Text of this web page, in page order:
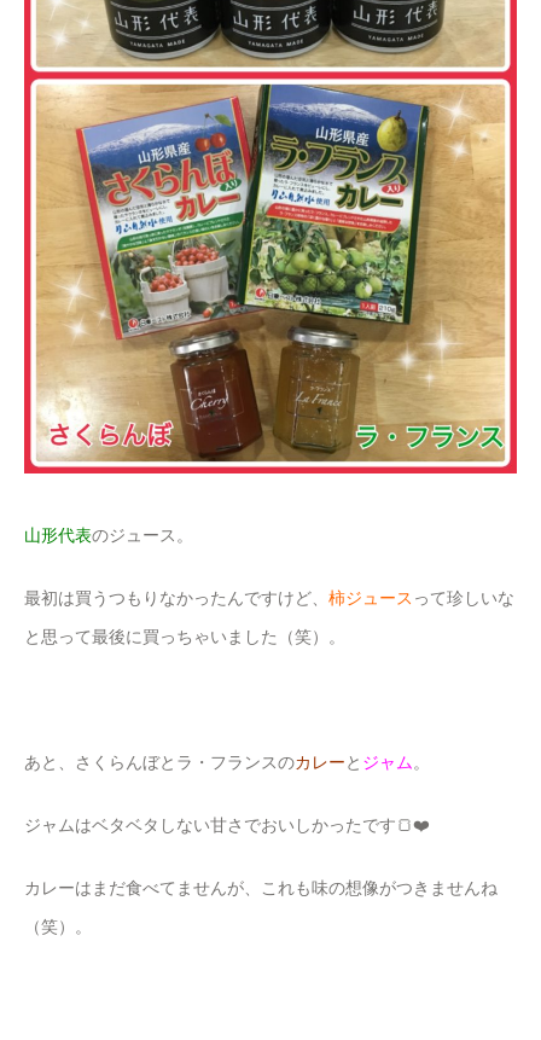
山形代表のジュース。
最初は買うつもりなかったんですけど、 柿ジュース って珍しいな
と思って最後に買っちゃいました（笑）。
あと、さくらんぼとラ・フランスのカレーと ジャム。
ジャムはベタベタしない甘さでおいしかったです🍞❤️
カレーはまだ食べてませんが、これも味の想像がつきませんね
（笑）。